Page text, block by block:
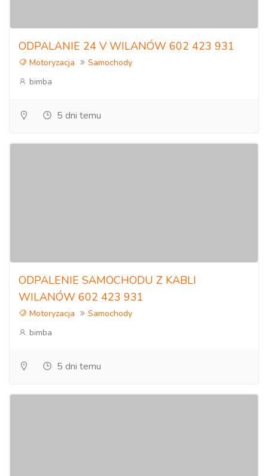
ODPALANIE 24 V WILANÓW 602 423 931
Motoryzacja
Samochody
bimba
5 dni temu
ODPALENIE SAMOCHODU Z KABLI
WILANÓW 602 423 931
Motoryzacja
Samochody
bimba
5 dni temu